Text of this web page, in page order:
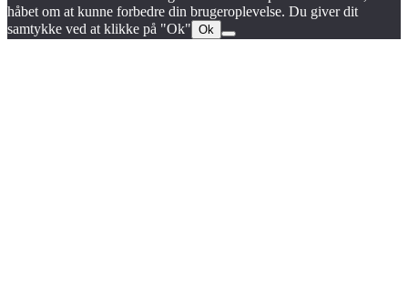
håbet om at kunne forbedre din brugeroplevelse. Du giver dit
samtykke ved at klikke på "Ok" Ok